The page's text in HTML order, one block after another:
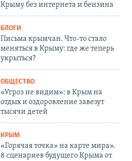
Крыму без интернета и бензина
БЛОГИ
Письма крымчан. Что-то стало
меняться в Крыму: где же теперь
укрыться?
ОБЩЕСТВО
«Угроз не видим»: в Крым на
отдых и оздоровление завезут
тысячи детей
КРЫМ
«Горячая точка» на карте мира».
8 сценариев будущего Крыма от